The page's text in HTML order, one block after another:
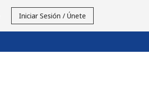
Iniciar Sesión / Únete